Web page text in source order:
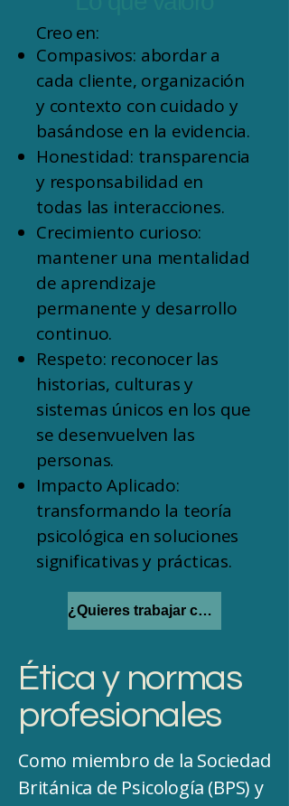
Creo en:
Compasivos: abordar a
cada cliente, organización
y contexto con cuidado y
basándose en la evidencia.
Honestidad: transparencia
y responsabilidad en
todas las interacciones.
Crecimiento curioso:
mantener una mentalidad
de aprendizaje
permanente y desarrollo
continuo.
Respeto: reconocer las
historias, culturas y
sistemas únicos en los que
se desenvuelven las
personas.
Impacto Aplicado:
transformando la teoría
psicológica en soluciones
significativas y prácticas.
¿Quieres trabajar con nosotros?
Ética y normas
profesionales
Como miembro de la Sociedad
Británica de Psicología (BPS) y